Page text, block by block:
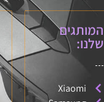
המותגים
שלנו:
Xiaomi